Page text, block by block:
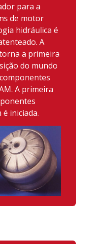
para a
de motor
hidráulica é
A
a primeira
do mundo
A primeira
iniciada.